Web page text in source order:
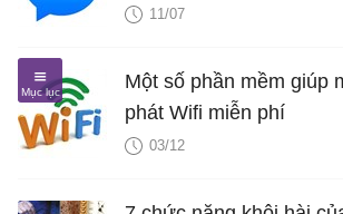
mãi11/07
Một số phần mềm giúp
phát Wifi miễn phí
03/12